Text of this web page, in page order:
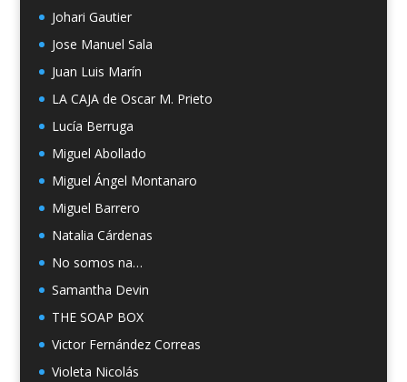
Johari Gautier
Jose Manuel Sala
Juan Luis Marín
LA CAJA de Oscar M. Prieto
Lucía Berruga
Miguel Abollado
Miguel Ángel Montanaro
Miguel Barrero
Natalia Cárdenas
No somos na…
Samantha Devin
THE SOAP BOX
Victor Fernández Correas
Violeta Nicolás